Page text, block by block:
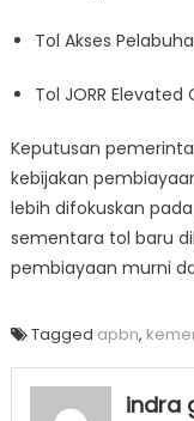
Tol Akses
Tol JORR Elevated
Keputusan
kebijakan
lebih difokuskan
sementara tol baru
pembiayaan murni
Tagged apbn,
indra